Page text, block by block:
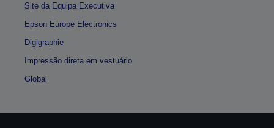
Site da Equipa Executiva
Epson Europe Electronics
Digigraphie
Impressão direta em vestuário
Global